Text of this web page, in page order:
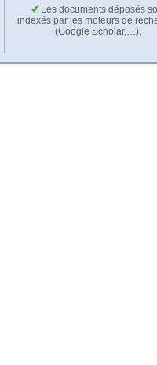
Les documents déposés
indexés par les moteurs de
(Google Scholar,…).